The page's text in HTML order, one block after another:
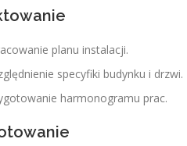
planu instalacji.
specyfiki budynku i drzwi.
harmonogramu prac.